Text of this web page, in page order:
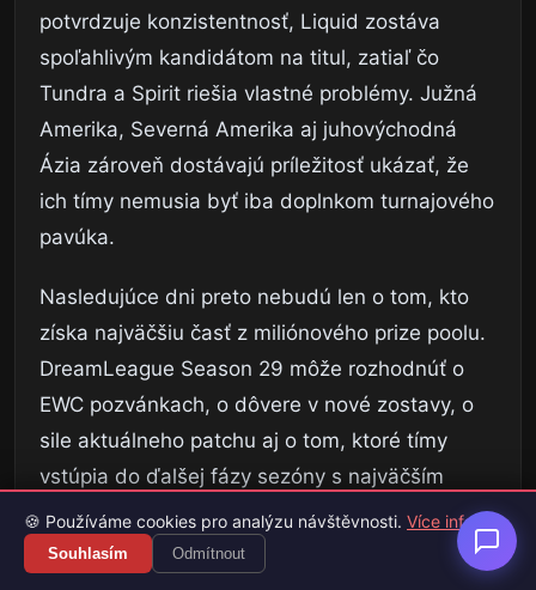
potvrdzuje konzistentnosť, Liquid zostáva
spoľahlivým kandidátom na titul, zatiaľ čo
Tundra a Spirit riešia vlastné problémy. Južná
Amerika, Severná Amerika aj juhovýchodná
Ázia zároveň dostávajú príležitosť ukázať, že
ich tímy nemusia byť iba doplnkom turnajového
pavúka.
Nasledujúce dni preto nebudú len o tom, kto
získa najväčšiu časť z miliónového prize poolu.
DreamLeague Season 29 môže rozhodnúť o
EWC pozvánkach, o dôvere v nové zostavy, o
sile aktuálneho patchu aj o tom, ktoré tímy
vstúpia do ďalšej fázy sezóny s najväčším
sebavedomím. Pre fanúšikov Dota 2 ide o
turnaj, ktorý sa oplatí sledovať od prvého dňa,
🍪 Používáme cookies pro analýzu návštěvnosti. Více info
Souhlasím Odmítnout